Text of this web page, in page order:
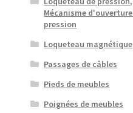
Mécanisme
pression
Loqueteau magnétique
Passages de câbles
Pieds de meubles
Poignées de meubles